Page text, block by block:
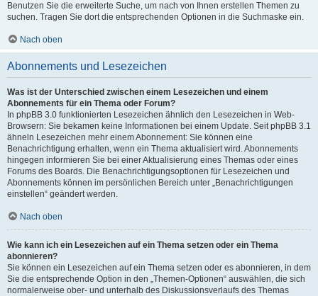
Benutzen Sie die erweiterte Suche, um nach von Ihnen erstellen Themen zu
suchen. Tragen Sie dort die entsprechenden Optionen in die Suchmaske ein.
Nach oben
Abonnements und Lesezeichen
Was ist der Unterschied zwischen einem Lesezeichen und einem
Abonnements für ein Thema oder Forum?
In phpBB 3.0 funktionierten Lesezeichen ähnlich den Lesezeichen in Web-
Browsern: Sie bekamen keine Informationen bei einem Update. Seit phpBB 3.1
ähneln Lesezeichen mehr einem Abonnement: Sie können eine
Benachrichtigung erhalten, wenn ein Thema aktualisiert wird. Abonnements
hingegen informieren Sie bei einer Aktualisierung eines Themas oder eines
Forums des Boards. Die Benachrichtigungsoptionen für Lesezeichen und
Abonnements können im persönlichen Bereich unter „Benachrichtigungen
einstellen“ geändert werden.
Nach oben
Wie kann ich ein Lesezeichen auf ein Thema setzen oder ein Thema
abonnieren?
Sie können ein Lesezeichen auf ein Thema setzen oder es abonnieren, in dem
Sie die entsprechende Option in den „Themen-Optionen“ auswählen, die sich
normalerweise ober- und unterhalb des Diskussionsverlaufs des Themas